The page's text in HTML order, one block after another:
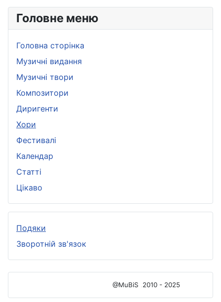
Головне меню
Головна сторінка
Музичні видання
Музичні твори
Композитори
Диригенти
Хори
Фестивалі
Календар
Статті
Цікаво
Подяки
Зворотній зв'язок
@MuBiS 2010 - 2025